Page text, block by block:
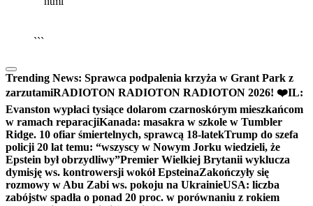
```
Trending News: Sprawca podpalenia krzyża w Grant Park z
zarzutamiRADIOTON RADIOTON RADIOTON 2026! ❤️IL:
Evanston wypłaci tysiące dolarom czarnoskórym mieszkańcom
w ramach reparacjiKanada: masakra w szkole w Tumbler
Ridge. 10 ofiar śmiertelnych, sprawcą 18-latekTrump do szefa
policji 20 lat temu: “wszyscy w Nowym Jorku wiedzieli, że
Epstein był obrzydliwy”Premier Wielkiej Brytanii wyklucza
dymisję ws. kontrowersji wokół EpsteinaZakończyły się
rozmowy w Abu Zabi ws. pokoju na UkrainieUSA: liczba
zabójstw spadła o ponad 20 proc. w porównaniu z rokiem